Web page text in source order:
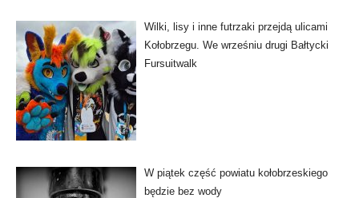
Wilki, lisy i inne futrzaki przejdą ulicami
Kołobrzegu. We wrześniu drugi Bałtycki
Fursuitwalk
W piątek część powiatu kołobrzeskiego
będzie bez wody